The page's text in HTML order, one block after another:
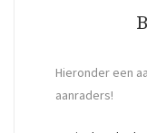
Hieronder een
aanraders!